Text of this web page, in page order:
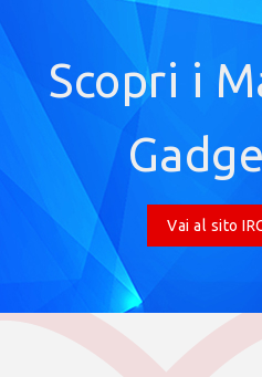
Scopri i
Vai al sito